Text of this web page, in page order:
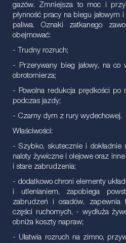
gazów. Zmniejsza to moc i
płynność pracy na biegu
paliwa. Oznaki zatkanego
obejmować:
- Trudny rozruch;
- Przerywany bieg jałowy, na co
obrotomierza;
- Powolna redukcja prędkości po
podczas jazdy;
- Czarny dym z rury wydechowej.
Właściwości:
- Szybko, skutecznie i dokładnie
naloty żywiczne i olejowe oraz
i stare zabrudzenia;
- dodatkowo chroni elementy
i utlenianiem, zapobiega
zabrudzeń i osadów, zapewnia
części ruchomych, - wydłuża
obniża koszty napraw;
- Ułatwia rozruch na zimno,